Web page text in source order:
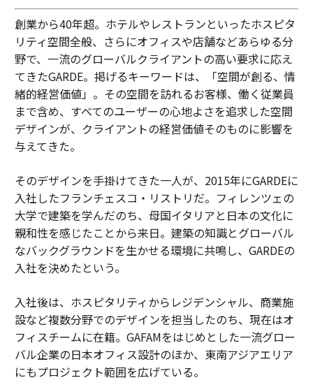
創業から40年超。ホテルやレストランといったホスピタ
リティ空間全般、さらにオフィスや店舗などあらゆる分
野で、一流のグローバルクライアントの高い要求に応え
てきたGARDE。掲げるキーワードは、「空間が創る、情
緒的経営価値」。その空間を訪れるお客様、働く従業員
まで含め、すべてのユーザーの心地よさを追求した空間
デザインが、クライアントの経営価値そのものに影響を
与えてきた。
そのデザインを手掛けてきた一人が、2015年にGARDEに
入社したフランチェスコ・リストリだ。フィレンツェの
大学で建築を学んだのち、母国イタリアと日本の文化に
親和性を感じたことから来日。建築の知識とグローバル
なバックグラウンドを生かせる環境に共鳴し、GARDEの
入社を決めたという。
入社後は、ホスピタリティからレジデンシャル、商業施
設など複数分野でのデザインを担当したのち、現在はオ
フィスチームに在籍。GAFAMをはじめとした一流グロー
バル企業の日本オフィス設計のほか、東南アジアエリア
にもプロジェクト範囲を広げている。